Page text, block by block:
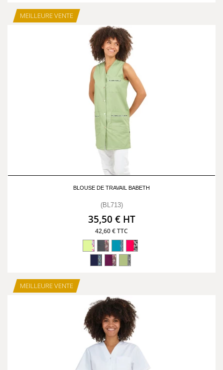
MEILLEURE VENTE
BLOUSE DE TRAVAIL BABETH
(BL713)
35,50 € HT
42,60 € TTC
MEILLEURE VENTE